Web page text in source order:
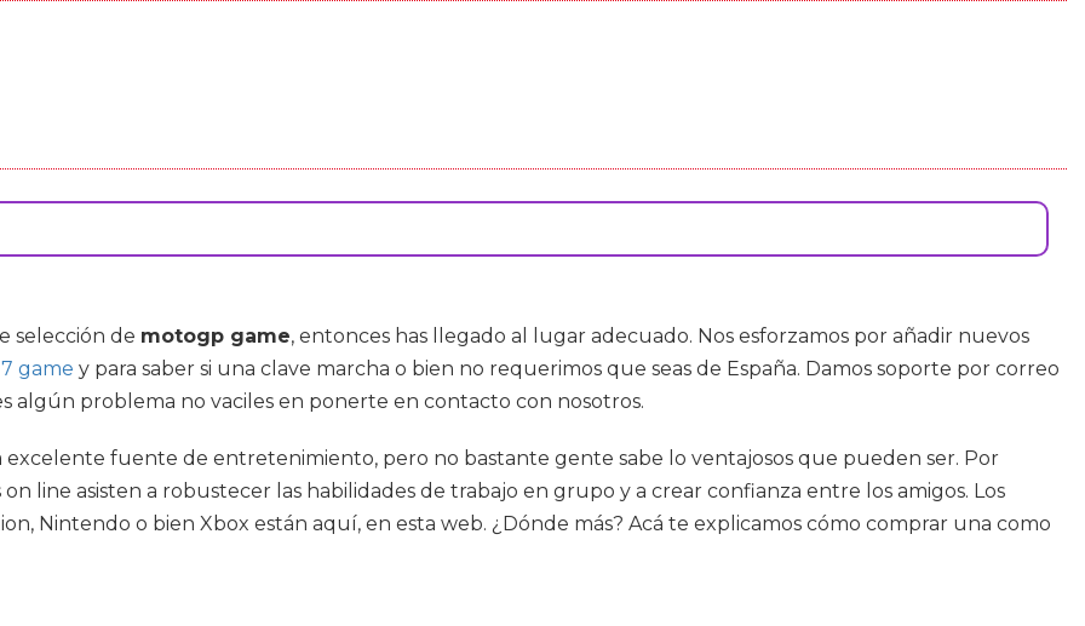
selección de motogp game, entonces has llegado al lugar adecuado. Nos esforzamos por añadir nuevos
game y para saber si una clave marcha o bien no requerimos que seas de España. Damos soporte por correo
algún problema no vaciles en ponerte en contacto con nosotros.
excelente fuente de entretenimiento, pero no bastante gente sabe lo ventajosos que pueden ser. Por
line asisten a robustecer las habilidades de trabajo en grupo y a crear confianza entre los amigos. Los
Nintendo o bien Xbox están aquí, en esta web. ¿Dónde más? Acá te explicamos cómo comprar una como